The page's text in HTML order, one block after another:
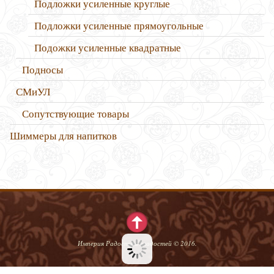
Подложки усиленные круглые
Подложки усиленные прямоугольные
Подожки усиленные квадратные
Подносы
СМиУЛ
Сопутствующие товары
Шиммеры для напитков
Империя Радости и сладостей © 2016.